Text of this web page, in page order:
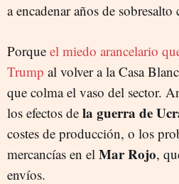
a encadenar años de sobresalto
Porque el miedo arancelario
Trump al volver a la Casa
que colma el vaso del sector.
los efectos de la guerra de
costes de producción, o los
mercancías en el Mar Rojo,
envíos.